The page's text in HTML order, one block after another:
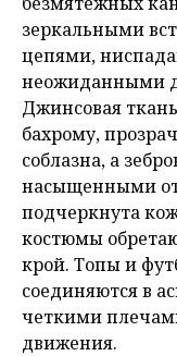
зеркальными
цепями,
неожиданными
Джинсовая
бахрому,
соблазна, а
насыщенными
подчеркнута
костюмы
крой. Топы и
соединяются в
четкими
движения.